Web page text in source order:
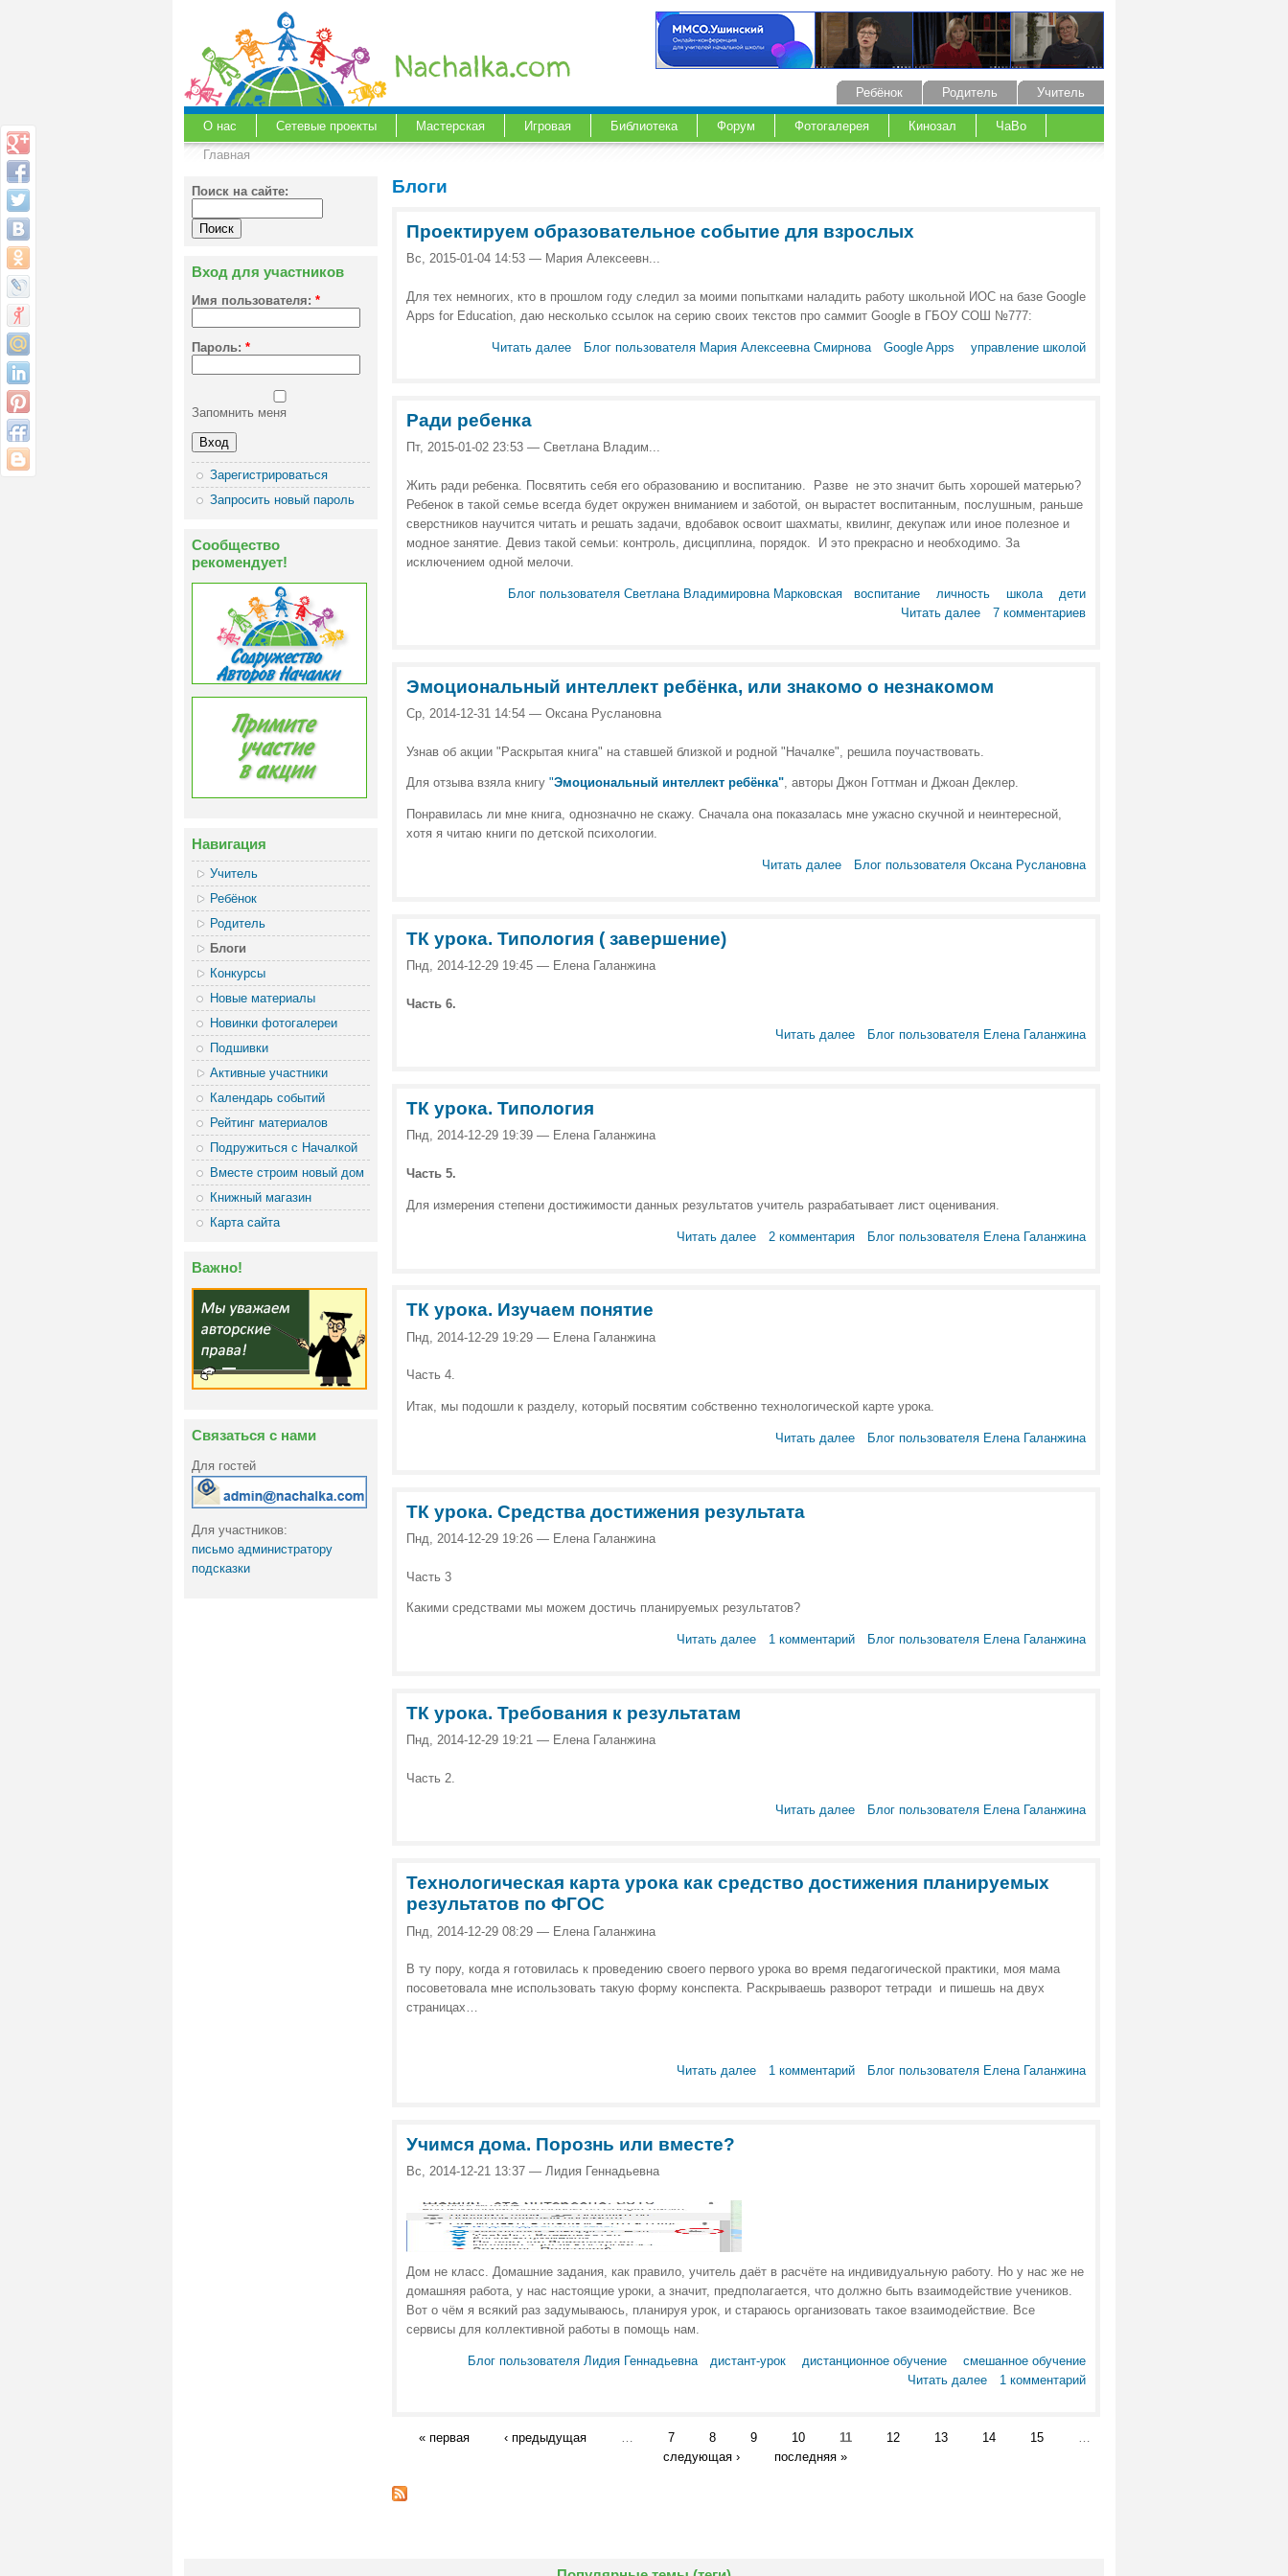
Учитель
Родитель
Ребёнок
О нас Сетевые проекты Мастерская Игровая Библиотека Форум Фотогалерея Кинозал
ЧаВо
Главная
Поиск на сайте:
Вход для участников
Имя пользователя: *
Пароль: *
Запомнить меня
Зарегистрироваться
Запросить новый пароль
Сообщество
рекомендует!
Навигация
Учитель
Ребёнок
Родитель
Блоги
Конкурсы
Новые материалы
Новинки фотогалереи
Подшивки
Активные участники
Календарь событий
Рейтинг материалов
Подружиться с Началкой
Вместе строим новый дом
Книжный магазин
Карта сайта
Важно!
Связаться с нами
Для гостей
Для участников:
письмо администратору
подсказки
Блоги
Проектируем образовательное событие для взрослых
Вс, 2015-01-04 14:53 — Мария Алексеевн...
Для тех немногих, кто в прошлом году следил за моими попытками наладить работу школьной ИОС на базе Google
Apps for Education, даю несколько ссылок на серию своих текстов про саммит Google в ГБОУ СОШ №777:
Google Apps управление школой
Блог пользователя Мария Алексеевна Смирнова
Читать далее
Ради ребенка
Пт, 2015-01-02 23:53 — Светлана Владим...
Жить ради ребенка. Посвятить себя его образованию и воспитанию. Разве не это значит быть хорошей матерью?
Ребенок в такой семье всегда будет окружен вниманием и заботой, он вырастет воспитанным, послушным, раньше
сверстников научится читать и решать задачи, вдобавок освоит шахматы, квилинг, декупаж или иное полезное и
модное занятие. Девиз такой семьи: контроль, дисциплина, порядок. И это прекрасно и необходимо. За
исключением одной мелочи.
воспитание личность школа дети
Блог пользователя Светлана Владимировна Марковская
7 комментариев
Читать далее
Эмоциональный интеллект ребёнка, или знакомо о незнакомом
Ср, 2014-12-31 14:54 — Оксана Руслановна
Узнав об акции "Раскрытая книга" на ставшей близкой и родной "Началке", решила поучаствовать.
Для отзыва взяла книгу"Эмоциональный интеллект ребёнка", авторы Джон Готтман и Джоан Деклер.
Понравилась ли мне книга, однозначно не скажу. Сначала она показалась мне ужасно скучной и неинтересной,
хотя я читаю книги по детской психологии.
Блог пользователя Оксана Руслановна
Читать далее
ТК урока. Типология ( завершение)
Пнд, 2014-12-29 19:45 — Елена Галанжина
Часть 6.
Блог пользователя Елена Галанжина
Читать далее
ТК урока. Типология
Пнд, 2014-12-29 19:39 — Елена Галанжина
Часть 5.
Для измерения степени достижимости данных результатов учитель разрабатывает лист оценивания.
Блог пользователя Елена Галанжина
2 комментария
Читать далее
ТК урока. Изучаем понятие
Пнд, 2014-12-29 19:29 — Елена Галанжина
Часть 4.
Итак, мы подошли к разделу, который посвятим собственно технологической карте урока.
Блог пользователя Елена Галанжина
Читать далее
ТК урока. Средства достижения результата
Пнд, 2014-12-29 19:26 — Елена Галанжина
Часть 3
Какими средствами мы можем достичь планируемых результатов?
Блог пользователя Елена Галанжина
1 комментарий
Читать далее
ТК урока. Требования к результатам
Пнд, 2014-12-29 19:21 — Елена Галанжина
Часть 2.
Блог пользователя Елена Галанжина
Читать далее
Технологическая карта урока как средство достижения планируемых
результатов по ФГОС
Пнд, 2014-12-29 08:29 — Елена Галанжина
В ту пору, когда я готовилась к проведению своего первого урока во время педагогической практики, моя мама
посоветовала мне использовать такую форму конспекта. Раскрываешь разворот тетради и пишешь на двух
страницах…
Блог пользователя Елена Галанжина
1 комментарий
Читать далее
Учимся дома. Порознь или вместе?
Вс, 2014-12-21 13:37 — Лидия Геннадьевна
Дом не класс. Домашние задания, как правило, учитель даёт в расчёте на индивидуальную работу. Но у нас же не
домашняя работа, у нас настоящие уроки, а значит, предполагается, что должно быть взаимодействие учеников.
Вот о чём я всякий раз задумываюсь, планируя урок, и стараюсь организовать такое взаимодействие. Все
сервисы для коллективной работы в помощь нам.
дистант-урок дистанционное обучение смешанное обучение
Блог пользователя Лидия Геннадьевна
1 комментарий
Читать далее
« первая ‹ предыдущая … 7 8 9 10 11 12 13 14 15
…
следующая ›
последняя »